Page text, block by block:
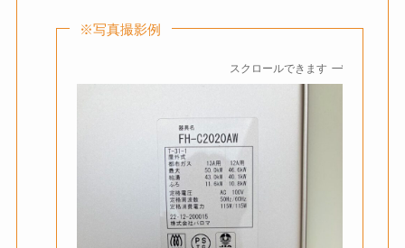
※写真撮影例
スクロールできます